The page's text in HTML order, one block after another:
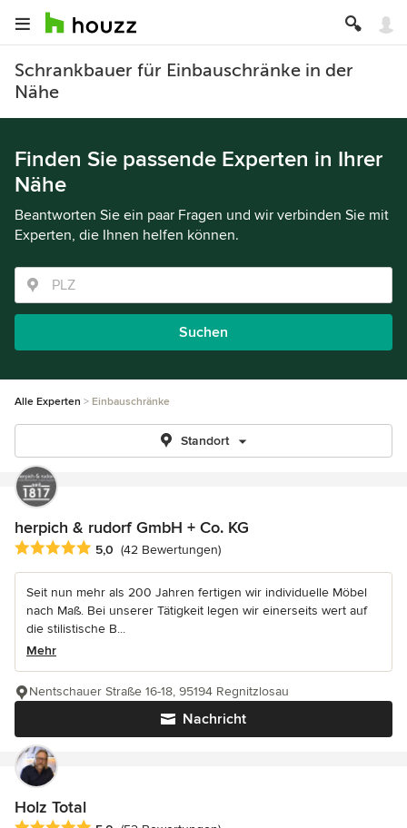
Schrankbauer für Einbauschränke in der
Nähe
Finden Sie passende Experten in Ihrer
Nähe
Beantworten Sie ein paar Fragen und wir verbinden Sie mit
Experten, die Ihnen helfen können.
Suchen
Alle Experten Einbauschränke
Standort
herpich & rudorf GmbH + Co. KG
Durchschnittliche Bewertung: 5 von 5 Sternen
5,0 (42 Bewertungen)
Seit nun mehr als 200 Jahren fertigen wir individuelle Möbel
nach Maß. Bei unserer Tätigkeit legen wir einerseits wert auf
die stilistische B...
Mehr
Nachricht
Nentschauer Straße 16-18, 95194 Regnitzlosau
Holz Total